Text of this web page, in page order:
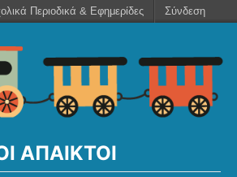
ΆΠΑΙΚΤΟΙ
Περιοδικά & Εφημερίδες Σύνδεση